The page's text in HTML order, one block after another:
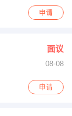
申请
面议
08-08
申请